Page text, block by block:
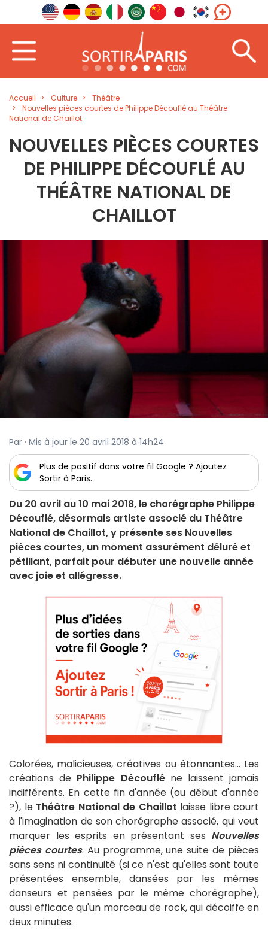
Accueil Culture
Théâtre
Nouvelles pièces courtes de Philippe Découflé au Théâtre
National de Chaillot
NOUVELLES PIÈCES COURTES
DE PHILIPPE DÉCOUFLÉ AU
THÉÂTRE NATIONAL DE
CHAILLOT
Par · Mis à jour le 20 avril 2018 à 14h24
Plus de positif dans votre fil Google ? Ajoutez
Sortir à Paris.
Du 20 avril au 10 mai 2018, le chorégraphe Philippe
Découflé, désormais artiste associé du Théâtre
National de Chaillot, y présente ses Nouvelles
pièces courtes, un moment assurément déluré et
pétillant, parfait pour débuter une nouvelle année
avec joie et allégresse.
Colorées, malicieuses, créatives ou étonnantes... Les
créations de Philippe Découfléne laissent jamais
indifférents. En cette fin d'année (ou début d'année
?), leThéâtre National de Chaillot laisse libre court
à l'imagination de son chorégraphe associé, qui veut
marquer les esprits en présentant ses Nouvelles
pièces courtes. Au programme, une suite de pièces
sans sens ni continuité (si ce n'est qu'elles sont toute
présentées ensemble, dansées par les mêmes
danseurs et pensées par le même chorégraphe),
aussi efficace qu'un morceau de rock, qui décoiffe en
deux minutes.